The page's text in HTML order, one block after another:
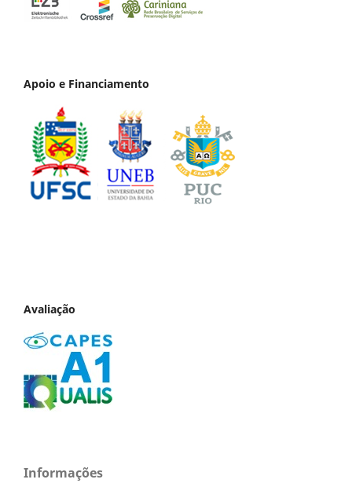
Apoio e Financiamento
Avaliação
Informações